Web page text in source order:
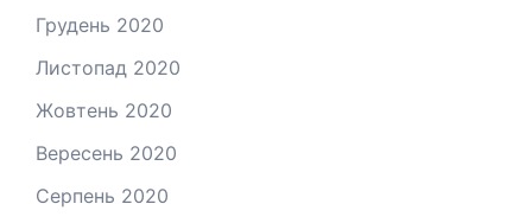
Грудень 2020
Листопад 2020
Жовтень 2020
Вересень 2020
Серпень 2020